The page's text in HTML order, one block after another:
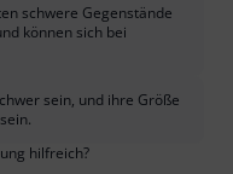
schwere Gegenstände
können sich bei
sein, und ihre Größe
hilfreich?